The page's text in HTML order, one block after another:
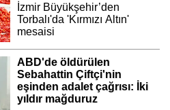
İzmir Büyükşehir’den
Torbalı'da 'Kırmızı Altın'
mesaisi
ABD'de öldürülen
Sebahattin Çiftçi'nin
eşinden adalet çağrısı: İki
yıldır mağduruz